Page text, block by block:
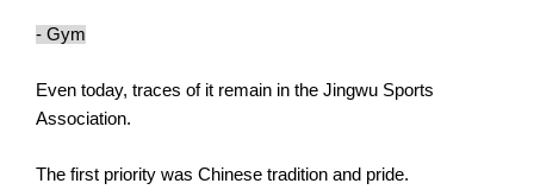
- Gym
Even today, traces of it remain in the Jingwu Sports
Association.
The first priority was Chinese tradition and pride.